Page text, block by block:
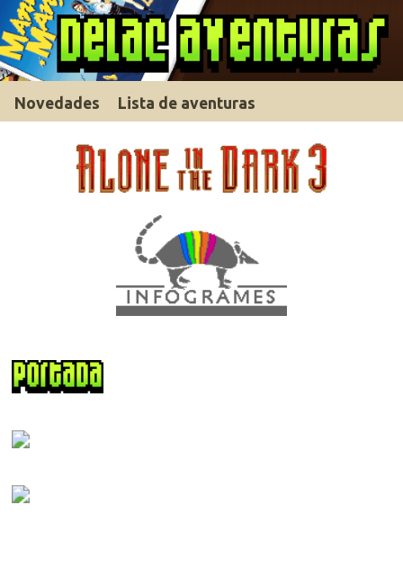
Novedades Lista de aventuras